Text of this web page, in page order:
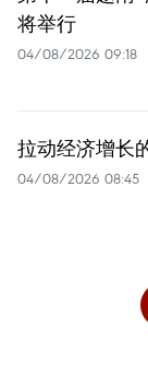
将举行
04/08/2026 09:18
拉动经济增长
04/08/2026 08:45